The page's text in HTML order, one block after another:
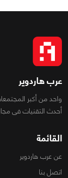
عرب هاردوير
واحد من أكبر
أحدث التقنيات فى
القائمة
عن عرب هاردوير
اتصل بنا